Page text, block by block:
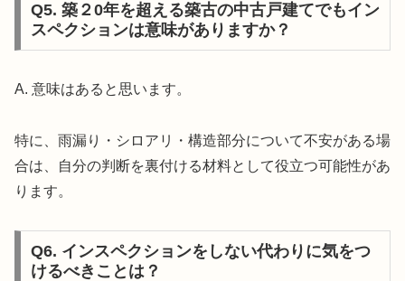
Q5. 築２0年を超える築古の中古戸建てでもイン
スペクションは意味がありますか？
A. 意味はあると思います。
特に、雨漏り・シロアリ・構造部分について不安がある場
合は、自分の判断を裏付ける材料として役立つ可能性があ
ります。
Q6. インスペクションをしない代わりに気をつ
けるべきことは？